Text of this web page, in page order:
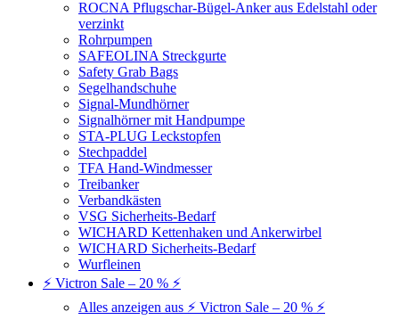
ROCNA Pflugschar-Bügel-Anker aus Edelstahl oder
verzinkt
Rohrpumpen
SAFEOLINA Streckgurte
Safety Grab Bags
Segelhandschuhe
Signal-Mundhörner
Signalhörner mit Handpumpe
STA-PLUG Leckstopfen
Stechpaddel
TFA Hand-Windmesser
Treibanker
Verbandkästen
VSG Sicherheits-Bedarf
WICHARD Kettenhaken und Ankerwirbel
WICHARD Sicherheits-Bedarf
Wurfleinen
⚡ Victron Sale – 20 % ⚡
Alles anzeigen aus ⚡ Victron Sale – 20 % ⚡